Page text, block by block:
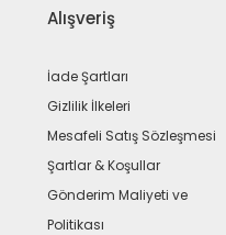
Alışveriş
İade Şartları
Gizlilik İlkeleri
Mesafeli Satış Sözleşmesi
Şartlar & Koşullar
Gönderim Maliyeti ve
Politikası